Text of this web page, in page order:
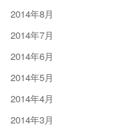
2014年8月
2014年7月
2014年6月
2014年5月
2014年4月
2014年3月